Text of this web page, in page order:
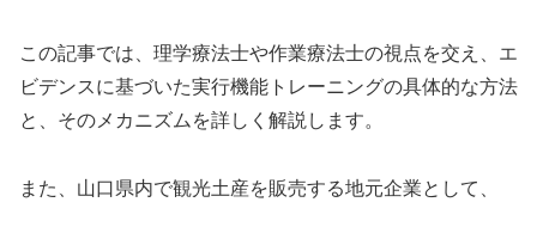
この記事では、理学療法士や作業療法士の視点を交え、エ
ビデンスに基づいた実行機能トレーニングの具体的な方法
と、そのメカニズムを詳しく解説します。
また、山口県内で観光土産を販売する地元企業として、